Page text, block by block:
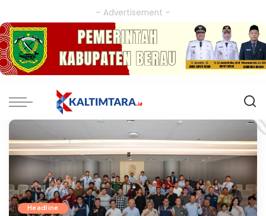
– Advertisement –
Headline